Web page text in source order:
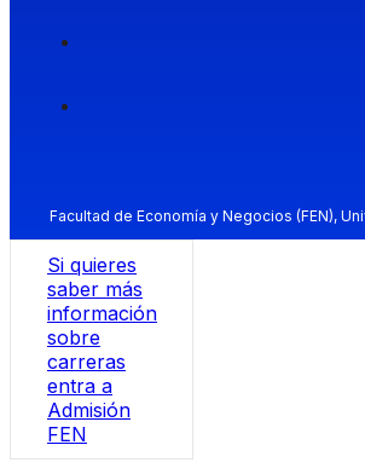
Facultad de Economía y Negocios (FEN),
Si quieres
saber más
información
sobre
carreras
entra a
Admisión
FEN